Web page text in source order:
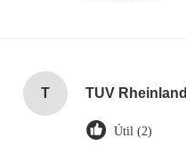
T TUV Rheinland
Útil (2)